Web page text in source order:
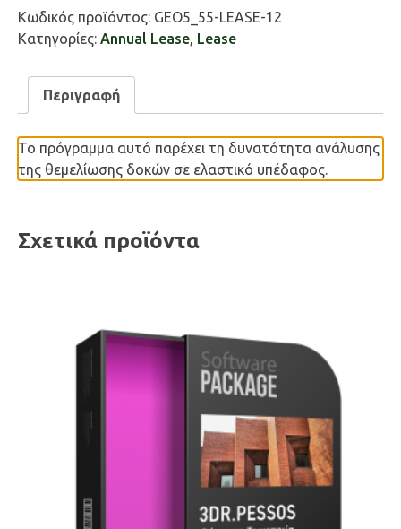
ποσότητα
Κωδικός προϊόντος: GEO5_55-LEASE-12
Κατηγορίες: Annual Lease, Lease
Περιγραφή
Το πρόγραμμα αυτό παρέχει τη δυνατότητα ανάλυσης
της θεμελίωσης δοκών σε ελαστικό υπέδαφος.
Σχετικά προϊόντα